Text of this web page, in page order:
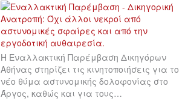
Η Εναλλακτική Παρέμβαση Δικηγόρων
Αθήνας στηρίζει τις κινητοποιήσεις για το
νέο θύμα αστυνομικής δολοφονίας στο
Άργος, καθώς και για τους…